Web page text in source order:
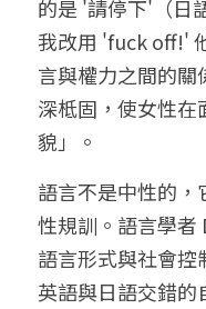
的是 '請停下'（日
我改用 'fuck off!'
言與權力之間的
深柢固，使女性
貌」。
語言不是中性的
性規訓。語言學者
語言形式與社會控
英語與日語交錯